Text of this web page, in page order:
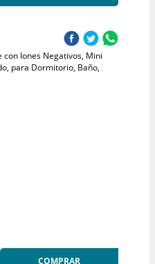
Iones Negativos, Mini
para Dormitorio, Baño,
COMPRAR